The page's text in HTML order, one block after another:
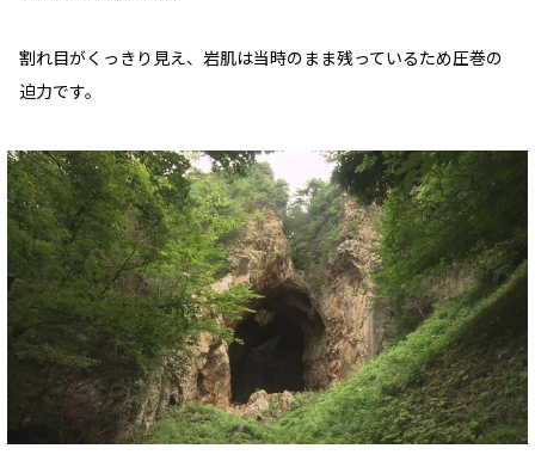
割れ目がくっきり見え、岩肌は当時のまま残っているため圧巻の
迫力です。